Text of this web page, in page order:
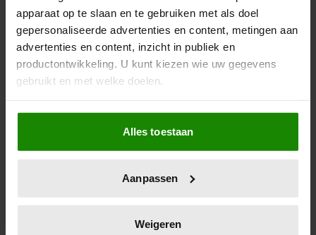
apparaat op te slaan en te gebruiken met als doel
gepersonaliseerde advertenties en content, metingen aan
advertenties en content, inzicht in publiek en
productontwikkeling. U kunt kiezen wie uw gegevens
gebruikt en met welke doelen.
Als u het toestaat, willen we ook graag:
Informatie verzamelen over uw geografische
locatie, die tot een paar meter nauwkeurig kan zijn
scannen op specifieke eigenschappen (fingerprinting)
verwerkt en stel uw voorkeuren in het
Alles toestaan
Aanpassen
Weigeren